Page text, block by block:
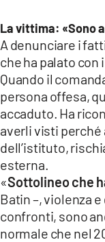
La vittima: «Sono
A denunciare i
che ha palato con
Quando il
persona offesa,
accaduto. Ha
averli visti perché
dell’istituto,
esterna.
«Sottolineo che
Batin –, violenza
confronti, sono
normale che nel